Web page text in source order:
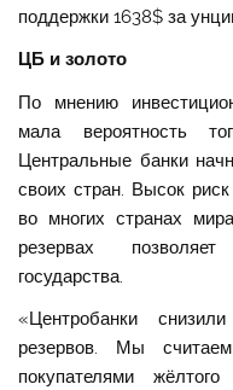
поддержки 1638$ за
ЦБ и золото
По мнению
мала вероятность
Центральные банки
своих стран. Высок
во многих странах
резервах
государства.
«Центробанки
резервов. Мы
покупателями